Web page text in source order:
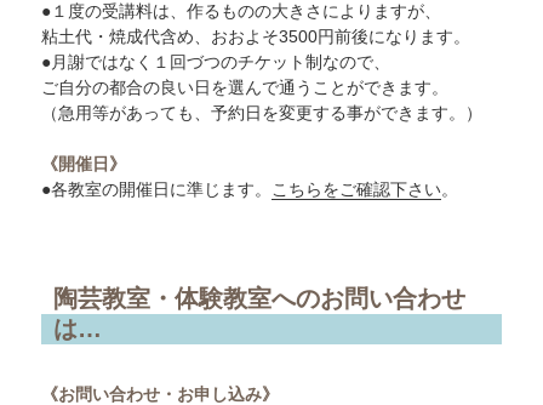
●１度の受講料は、作るものの大きさによりますが、
粘土代・焼成代含め、おおよそ3500円前後になります。
●月謝ではなく１回づつのチケット制なので、
ご自分の都合の良い日を選んで通うことができます。
（急用等があっても、予約日を変更する事ができます。）
《開催日》
●各教室の開催日に準じます。 こちらをご確認下さい。
陶芸教室・体験教室へのお問い合わせ
は…
《お問い合わせ・お申し込み》